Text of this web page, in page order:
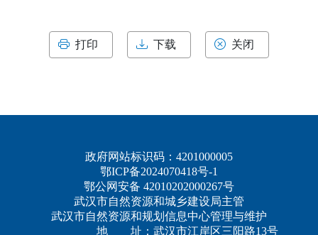
打印 下载 关闭
政府网站标识码：4201000005
鄂ICP备2024070418号-1
鄂公网安备 42010202000267号
武汉市自然资源和城乡建设局主管
武汉市自然资源和规划信息中心管理与维护
地 址：武汉市江岸区三阳路13号